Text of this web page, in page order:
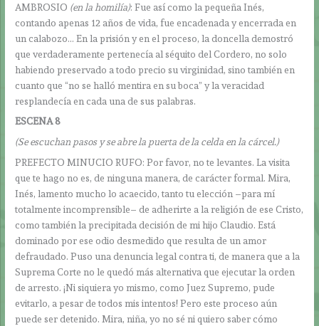
AMBROSIO (en la homilía): Fue así como la pequeña Inés,
contando apenas 12 años de vida, fue encadenada y encerrada en
un calabozo… En la prisión y en el proceso, la doncella demostró
que verdaderamente pertenecía al séquito del Cordero, no solo
habiendo preservado a todo precio su virginidad, sino también en
cuanto que “no se halló mentira en su boca” y la veracidad
resplandecía en cada una de sus palabras.
ESCENA 8
(Se escuchan pasos y se abre la puerta de la celda en la cárcel.)
PREFECTO MINUCIO RUFO: Por favor, no te levantes. La visita
que te hago no es, de ninguna manera, de carácter formal. Mira,
Inés, lamento mucho lo acaecido, tanto tu elección –para mí
totalmente incomprensible– de adherirte a la religión de ese Cristo,
como también la precipitada decisión de mi hijo Claudio. Está
dominado por ese odio desmedido que resulta de un amor
defraudado. Puso una denuncia legal contra ti, de manera que a la
Suprema Corte no le quedó más alternativa que ejecutar la orden
de arresto. ¡Ni siquiera yo mismo, como Juez Supremo, pude
evitarlo, a pesar de todos mis intentos! Pero este proceso aún
puede ser detenido. Mira, niña, yo no sé ni quiero saber cómo